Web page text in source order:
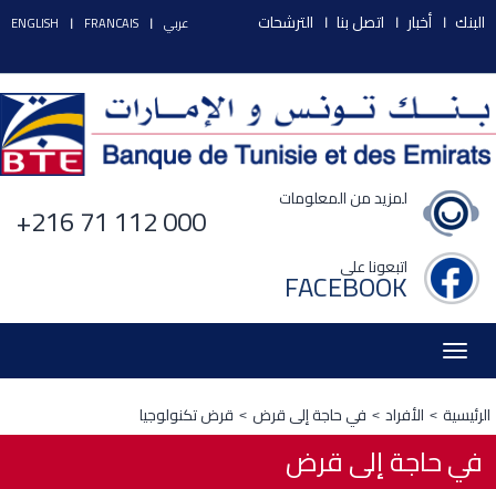
البنك أخبار اتصل بنا الترشحات ENGLISH FRANCAIS عربي
لمزيد من المعلومات +216 71 112 000
اتبعونا على
FACEBOOK
Toggle
navigation
الرئيسية
الأفراد في حاجة إلى قرض قرض تكنولوجيا
في حاجة إلى قرض